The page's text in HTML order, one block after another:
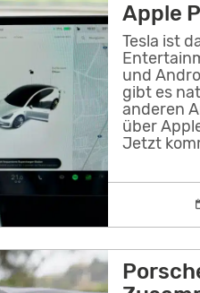
Apple
Tesla ist
und
gibt es
anderen
über
Jetzt